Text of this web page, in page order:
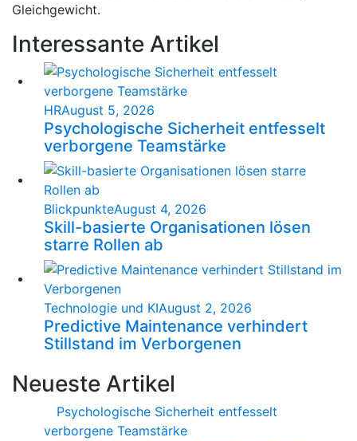
Gleichgewicht.
Interessante Artikel
HRAugust 5, 2026
Psychologische Sicherheit entfesselt
verborgene Teamstärke
BlickpunkteAugust 4, 2026
Skill-basierte Organisationen lösen
starre Rollen ab
Technologie und KIAugust 2, 2026
Predictive Maintenance verhindert
Stillstand im Verborgenen
Neueste Artikel
Psychologische Sicherheit entfesselt
verborgene Teamstärke